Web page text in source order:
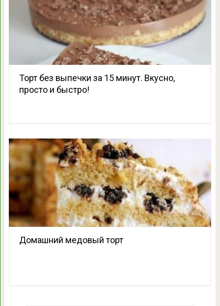
Торт без выпечки за 15 минут. Вкусно,
просто и быстро!
Домашний медовый торт